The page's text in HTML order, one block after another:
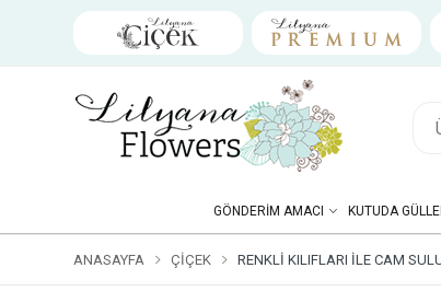
GÖNDERIM AMACI KUTUDA
ANASAYFA ÇIÇEK RENKLI KILIFLARI İLE CAM